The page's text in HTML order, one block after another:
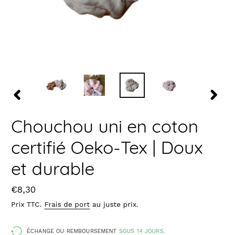
Chouchou uni en coton
certifié Oeko-Tex | Doux
et durable
Prix
€8,30
Prix TTC. Frais de port au juste prix.
ÉCHANGE OU REMBOURSEMENT SOUS 14 JOURS.